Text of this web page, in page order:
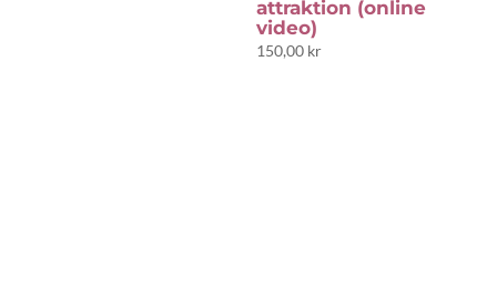
150,00 krattraktion (online
video)
150,00 kr